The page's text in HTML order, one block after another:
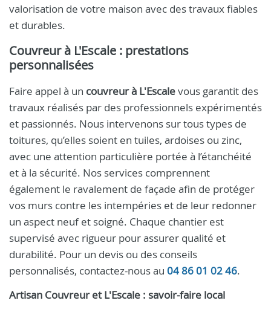
valorisation de votre maison avec des travaux fiables
et durables.
Couvreur à L'Escale : prestations
personnalisées
Faire appel à un couvreur à L'Escalevous garantit des
travaux réalisés par des professionnels expérimentés
et passionnés. Nous intervenons sur tous types de
toitures, qu’elles soient en tuiles, ardoises ou zinc,
avec une attention particulière portée à l’étanchéité
et à la sécurité. Nos services comprennent
également le ravalement de façade afin de protéger
vos murs contre les intempéries et de leur redonner
un aspect neuf et soigné. Chaque chantier est
supervisé avec rigueur pour assurer qualité et
durabilité. Pour un devis ou des conseils
personnalisés, contactez-nous au 04 86 01 02 46.
Artisan Couvreur et L'Escale : savoir-faire local